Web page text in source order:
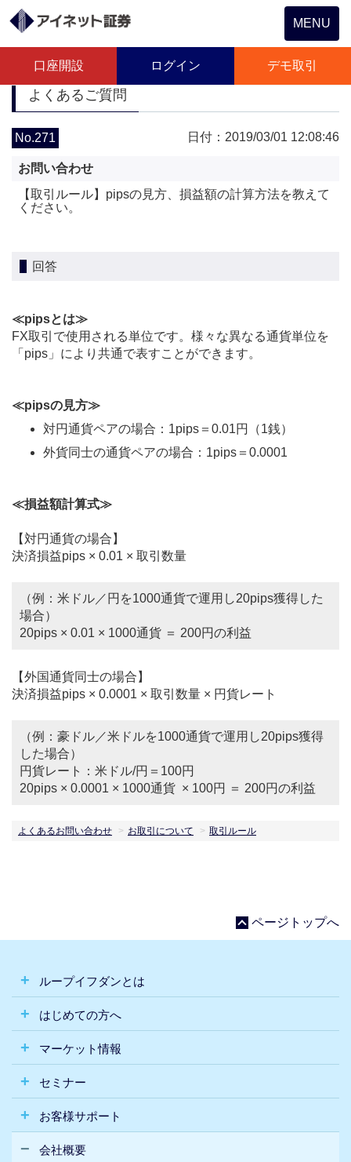
Toggle
navigation
MENU
口座開設 ログイン デモ取引
よくあるご質問
No.271 日付：2019/03/01 12:08:46
お問い合わせ
【取引ルール】pipsの見方、損益額の計算方法を教えて
ください。
回答
≪pipsとは≫
FX取引で使用される単位です。様々な異なる通貨単位を
「pips」により共通で表すことができます。
≪pipsの見方≫
対円通貨ペアの場合：1pips＝0.01円（1銭）
外貨同士の通貨ペアの場合：1pips＝0.0001
≪損益額計算式≫
【対円通貨の場合】
決済損益pips × 0.01 × 取引数量
（例：米ドル／円を1000通貨で運用し20pips獲得した
場合）
20pips × 0.01 × 1000通貨 ＝ 200円の利益
【外国通貨同士の場合】
決済損益pips × 0.0001 × 取引数量 × 円貨レート
（例：豪ドル／米ドルを1000通貨で運用し20pips獲得
した場合）
円貨レート：米ドル/円＝100円
20pips × 0.0001 × 1000通貨 × 100円 ＝ 200円の利益
よくあるお問い合わせ お取引について 取引ルール
ページトップへ
ループイフダンとは
はじめての方へ
マーケット情報
セミナー
お客様サポート
会社概要